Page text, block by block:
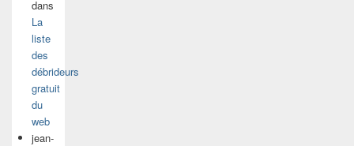
dans
La
liste
des
débrideurs
gratuit
du
web
jean-